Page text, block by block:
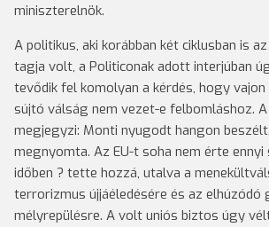
miniszterelnök.
A politikus, aki korábban két ciklusban is
tagja volt, a Politiconak adott interjúban
tevődik fel komolyan a kérdés, hogy vajon
sújtó válság nem vezet-e felbomláshoz.
megjegyzi: Monti nyugodt hangon
megnyomta. Az EU-t soha nem érte
időben ? tette hozzá, utalva a
terrorizmus újjáéledésére és az elhúzódó
mélyrepülésre. A volt uniós biztos úgy